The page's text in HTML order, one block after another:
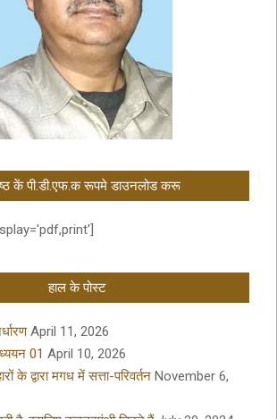
कें पी.डी.एफ.क रूपमे डाउनलोड करू
हाल के पोस्ट
April 11, 2026
01 April 10, 2026
के द्वारा मगध में सत्ता-परिवर्तन November 6,